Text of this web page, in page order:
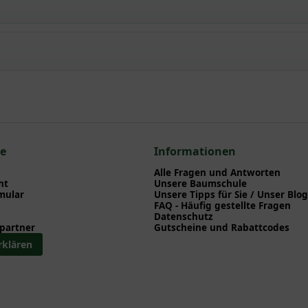
/ Schwarz-Kiefer 'Green Rocket'
(rund)
Informationen
Alle Fragen und Antworten
Unsere Baumschule
Unsere Tipps für Sie / Unser Blog
FAQ - Häufig gestellte Fragen
Datenschutz
Gutscheine und Rabattcodes